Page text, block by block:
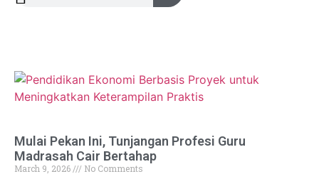
Mulai Pekan Ini, Tunjangan Profesi Guru
Madrasah Cair Bertahap
March 9, 2026 No Comments